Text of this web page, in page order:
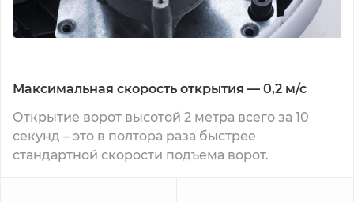
Максимальная скорость открытия — 0,2 м/с
Открытие ворот высотой 2 метра всего за 10
секунд – это в полтора раза быстрее
стандартной скорости подъема ворот.